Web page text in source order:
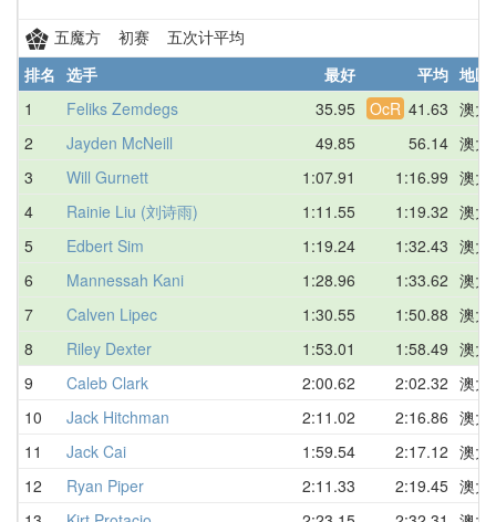
五魔方 初赛 五次计平均
排名 选手 最好 平均 地区
1
Feliks Zemdegs 35.95 OcR 41.63 澳大
2
Jayden McNeill 49.85 56.14 澳大
3
Will Gurnett 1:07.91 1:16.99 澳大
4
Rainie Liu (刘诗雨) 1:11.55 1:19.32 澳大
5
Edbert Sim 1:19.24 1:32.43 澳大
6
Mannessah Kani 1:28.96 1:33.62 澳大
7
Calven Lipec 1:30.55 1:50.88 澳大
8
Riley Dexter 1:53.01 1:58.49 澳大
9
Caleb Clark 2:00.62 2:02.32 澳大
10
Jack Hitchman 2:11.02 2:16.86 澳大
11
Jack Cai 1:59.54 2:17.12 澳大
12
Ryan Piper 2:11.33 2:19.45 澳大